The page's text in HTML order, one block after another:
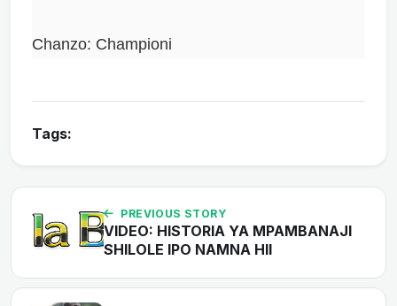
Chanzo: Championi
Tags:
PREVIOUS STORY
VIDEO: HISTORIA YA MPAMBANAJI
SHILOLE IPO NAMNA HII